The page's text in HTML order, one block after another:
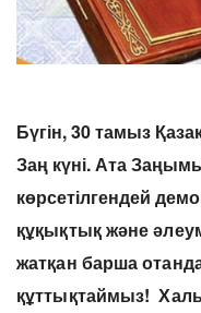
Бүгін, 30 тамыз
Заң күні. Ата
көрсетілгендей
құқықтық және
жатқан барша
құттықтаймыз!